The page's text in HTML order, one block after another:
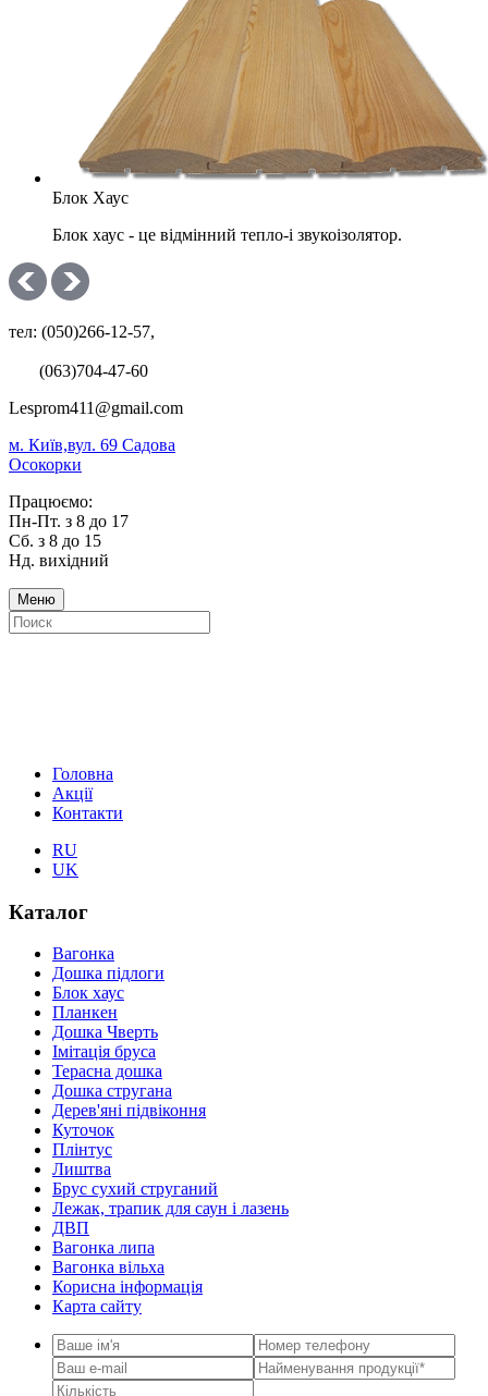
Блок Хаус
Блок хаус - це відмінний тепло-і звукоізолятор.
тел: (050)266-12-57,
(063)704-47-60
Lesprom411@gmail.com
м. Київ,вул. 69 Садова
Осокорки
Працюємо:
Пн-Пт. з 8 до 17
Сб. з 8 до 15
Нд. вихідний
Меню
Головна
Акції
Контакти
RU
UK
Каталог
Вагонка
Дошка підлоги
Блок хаус
Планкен
Дошка Чверть
Iмітація бруса
Терасна дошка
Дошка стругана
Дерев'яні підвіконня
Куточок
Плінтус
Лиштва
Брус сухий струганий
Лежак, трапик для саун і лазень
ДВП
Вагонка липа
Вагонка вільха
Корисна інформація
Карта сайту